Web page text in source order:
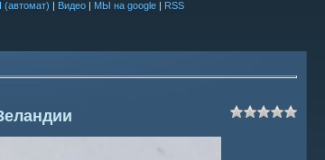
| Видео| МЫ на google| RSS